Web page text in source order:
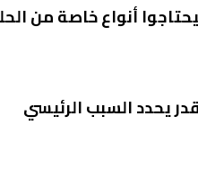
أنواع خاصة من
يحدد السبب الرئيسي